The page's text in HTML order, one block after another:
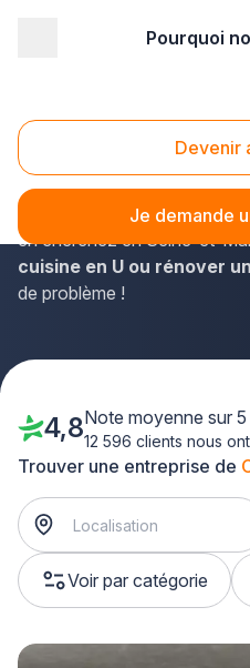
Pourquoi
Devenir
Je demande
Cuisine Seine-et-Marne
Plus que PRO est le site
recherche de cuisinistes à
en cherchez en Seine-et-
cuisine en U ou rénover
de problème !
Trouver une entreprise de
Voir par catégorie
4,8Note moyenne sur
12 596 clients nous